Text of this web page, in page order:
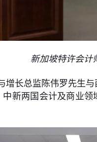
新加坡特许会计
增长总监陈伟罗先生
中新两国会计及商业